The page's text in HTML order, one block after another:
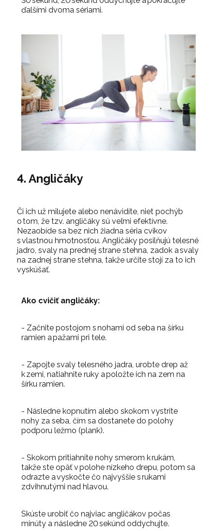
ďalšími dvoma sériami.
4. Angličáky
Či ich už milujete alebo nenávidíte, niet pochýb
o tom, že tzv. angličáky sú veľmi efektívne.
Nezaobíde sa bez nich žiadna séria cvikov
s vlastnou hmotnosťou. Angličáky posilňujú telesné
jadro, svaly na prednej strane stehna, zadok a svaly
na zadnej strane stehna, takže určite stojí za to ich
vyskúšať.
Ako cvičiť angličáky:
- Začnite postojom s nohami od seba na šírku
ramien a pažami pri tele.
- Zapojte svaly telesného jadra, urobte drep až
k zemi, natiahnite ruky a položte ich na zem na
šírku ramien.
- Následne kopnutím alebo skokom vystrite
nohy za seba, čím sa dostanete do polohy
podporu ležmo (plank).
- Skokom pritiahnite nohy smerom k rukám,
takže ste opäť v polohe nízkeho drepu, potom sa
odrazte a vyskočte čo najvyššie s rukami
zdvihnutými nad hlavou.
Skúste urobiť čo najviac angličákov počas
minúty a následne 20 sekúnd oddychujte.